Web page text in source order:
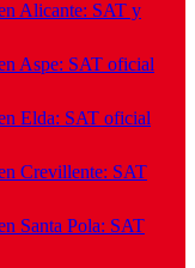
Alicante: SAT y
Aspe: SAT oficial
Elda: SAT oficial
Crevillente: SAT
Santa Pola: SAT